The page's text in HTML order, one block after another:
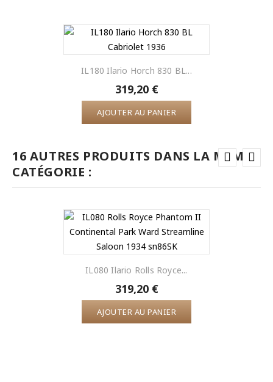
IL180 Ilario Horch 830 BL...
319,20 €
AJOUTER AU PANIER
16 AUTRES PRODUITS DANS LA MÊME
CATÉGORIE :
IL080 Ilario Rolls Royce...
319,20 €
AJOUTER AU PANIER